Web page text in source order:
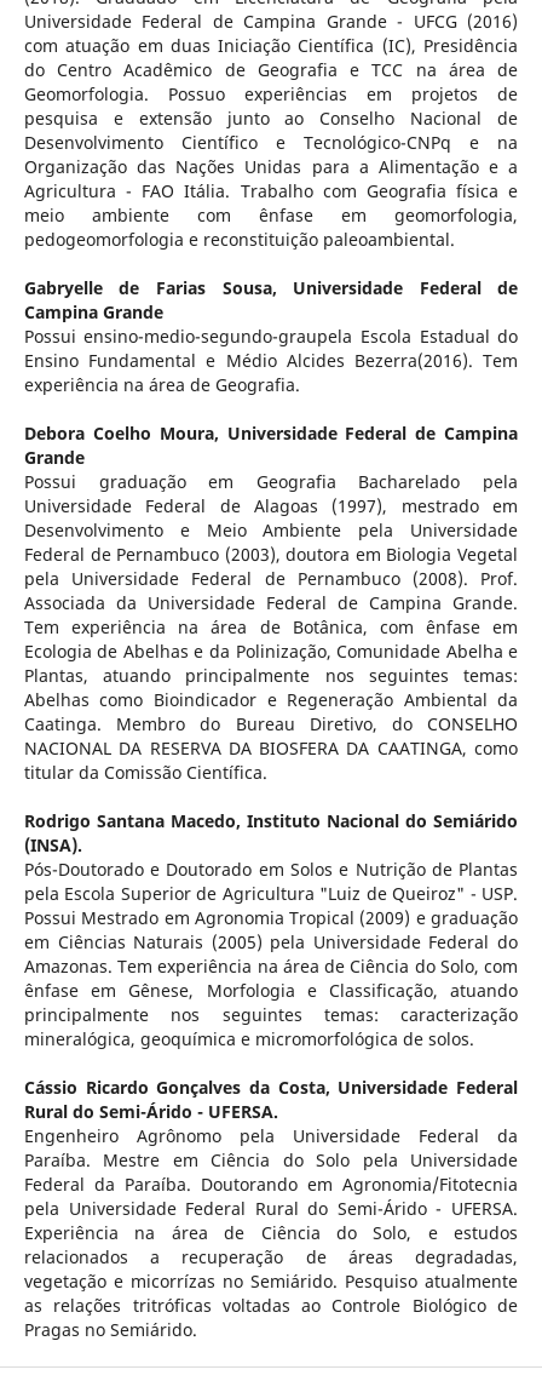
Universidade Federal de Campina Grande - UFCG (2016)
com atuação em duas Iniciação Científica (IC), Presidência
do Centro Acadêmico de Geografia e TCC na área de
Geomorfologia. Possuo experiências em projetos de
pesquisa e extensão junto ao Conselho Nacional de
Desenvolvimento Científico e Tecnológico-CNPq e na
Organização das Nações Unidas para a Alimentação e a
Agricultura - FAO Itália. Trabalho com Geografia física e
meio ambiente com ênfase em geomorfologia,
pedogeomorfologia e reconstituição paleoambiental.
Gabryelle de Farias Sousa, Universidade Federal de
Campina Grande
Possui ensino-medio-segundo-graupela Escola Estadual do
Ensino Fundamental e Médio Alcides Bezerra(2016). Tem
experiência na área de Geografia.
Debora Coelho Moura, Universidade Federal de Campina
Grande
Possui graduação em Geografia Bacharelado pela
Universidade Federal de Alagoas (1997), mestrado em
Desenvolvimento e Meio Ambiente pela Universidade
Federal de Pernambuco (2003), doutora em Biologia Vegetal
pela Universidade Federal de Pernambuco (2008). Prof.
Associada da Universidade Federal de Campina Grande.
Tem experiência na área de Botânica, com ênfase em
Ecologia de Abelhas e da Polinização, Comunidade Abelha e
Plantas, atuando principalmente nos seguintes temas:
Abelhas como Bioindicador e Regeneração Ambiental da
Caatinga. Membro do Bureau Diretivo, do CONSELHO
NACIONAL DA RESERVA DA BIOSFERA DA CAATINGA, como
titular da Comissão Científica.
Rodrigo Santana Macedo, Instituto Nacional do Semiárido
(INSA).
Pós-Doutorado e Doutorado em Solos e Nutrição de Plantas
pela Escola Superior de Agricultura "Luiz de Queiroz" - USP.
Possui Mestrado em Agronomia Tropical (2009) e graduação
em Ciências Naturais (2005) pela Universidade Federal do
Amazonas. Tem experiência na área de Ciência do Solo, com
ênfase em Gênese, Morfologia e Classificação, atuando
principalmente nos seguintes temas: caracterização
mineralógica, geoquímica e micromorfológica de solos.
Cássio Ricardo Gonçalves da Costa, Universidade Federal
Rural do Semi-Árido - UFERSA.
Engenheiro Agrônomo pela Universidade Federal da
Paraíba. Mestre em Ciência do Solo pela Universidade
Federal da Paraíba. Doutorando em Agronomia/Fitotecnia
pela Universidade Federal Rural do Semi-Árido - UFERSA.
Experiência na área de Ciência do Solo, e estudos
relacionados a recuperação de áreas degradadas,
vegetação e micorrízas no Semiárido. Pesquiso atualmente
as relações tritróficas voltadas ao Controle Biológico de
Pragas no Semiárido.